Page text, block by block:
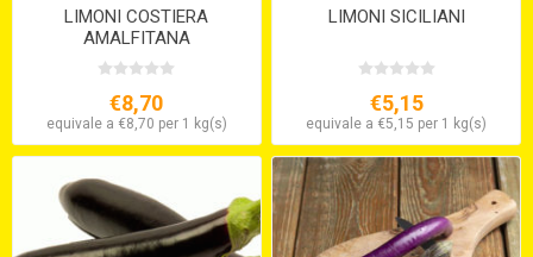
LIMONI COSTIERA
AMALFITANA
€8,70
equivale a €8,70 per 1 kg(s)
LIMONI SICILIANI
€5,15
equivale a €5,15 per 1 kg(s)